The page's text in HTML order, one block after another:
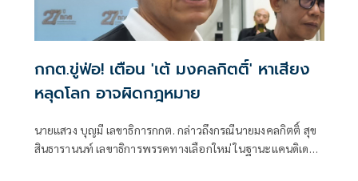
กกต.ขู่ฟ่อ! เตือน 'เต้ มงคลกิตติ์' หาเสียง
หลุดโลก อาจผิดกฎหมาย
นายแสวง บุญมี เลขาธิการกกต. กล่าวถึงกรณีนายมงคลกิตติ์ สุข
สินธารานนท์ เลขาธิการพรรคทางเลือกใหม่ ในฐานะแคนดิเดท